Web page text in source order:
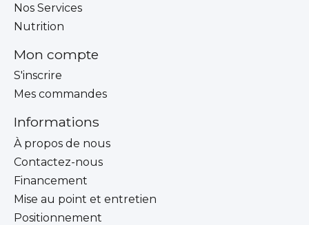
Nos Services
Nutrition
Mon compte
S'inscrire
Mes commandes
Informations
À propos de nous
Contactez-nous
Financement
Mise au point et entretien
Positionnement